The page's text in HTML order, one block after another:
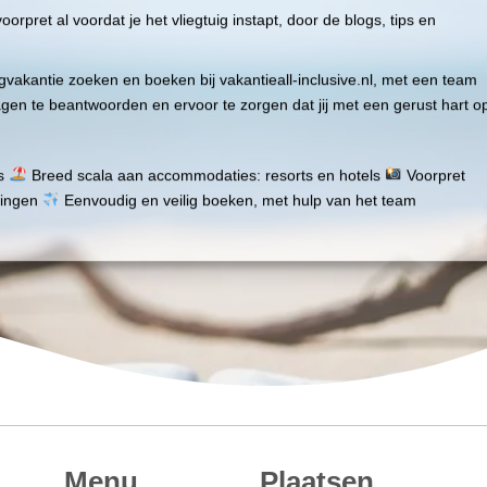
al voordat je het vliegtuig instapt, door de blogs, tips en
zoeken en boeken bij vakantieall-inclusive.nl, met een team
te beantwoorden en ervoor te zorgen dat jij met een gerust hart
Breed scala aan accommodaties: resorts en hotels
Voorpret
Eenvoudig en veilig boeken, met hulp van het team